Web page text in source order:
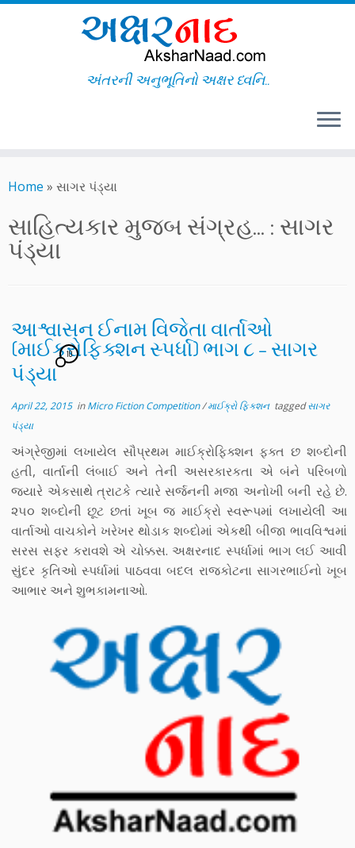
to
અંતરની અનુભૂતિનો અક્ષર ધ્વનિ..
Home » સાગર પંડ્યા
સાહિત્યકાર મુજબ સંગ્રહ... : સાગર
પંડ્યા
આશ્વાસન ઈનામ વિજેતા વાર્તાઓ
(માઈક્રોફિક્શન સ્પર્ધા) ભાગ ૮ – સાગર
પંડ્યા
10
April 22, 2015inMicro Fiction Competition/માઈક્રો ફિક્શન taggedસાગર
પંડ્યા
અંગ્રેજીમાં લખાયેલ સૌપ્રથમ માઈક્રોફિક્શન ફક્ત છ શબ્દોની
હતી, વાર્તાની લંબાઈ અને તેની અસરકારકતા એ બંને પરિબળો
જ્યારે એકસાથે ત્રાટકે ત્યારે સર્જનની મજા અનોખી બની રહે છે.
૨૫૦ શબ્દોની છૂટ છતાં ખૂબ જ માઈક્રો સ્વરૂપમાં લખાયેલી આ
વાર્તાઓ વાચકોને ખરેખર થોડાક શબ્દોમાં એકથી બીજા ભાવવિશ્વમાં
સરસ સફર કરાવશે એ ચોક્કસ. અક્ષરનાદ સ્પર્ધામાં ભાગ લઈ આવી
સુંદર કૃતિઓ સ્પર્ધામાં પાઠવવા બદલ રાજકોટના સાગરભાઈનો ખૂબ
આભાર અને શુભકામનાઓ.